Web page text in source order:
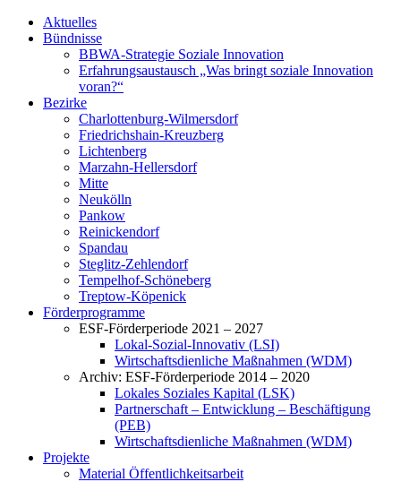
Aktuelles
Bündnisse
BBWA-Strategie Soziale Innovation
Erfahrungsaustausch „Was bringt soziale Innovation
voran?“
Bezirke
Charlottenburg-Wilmersdorf
Friedrichshain-Kreuzberg
Lichtenberg
Marzahn-Hellersdorf
Mitte
Neukölln
Pankow
Reinickendorf
Spandau
Steglitz-Zehlendorf
Tempelhof-Schöneberg
Treptow-Köpenick
Förderprogramme
ESF-Förderperiode 2021 – 2027
Lokal-Sozial-Innovativ (LSI)
Wirtschaftsdienliche Maßnahmen (WDM)
Archiv: ESF-Förderperiode 2014 – 2020
Lokales Soziales Kapital (LSK)
Partnerschaft – Entwicklung – Beschäftigung
(PEB)
Wirtschaftsdienliche Maßnahmen (WDM)
Projekte
Material Öffentlichkeitsarbeit